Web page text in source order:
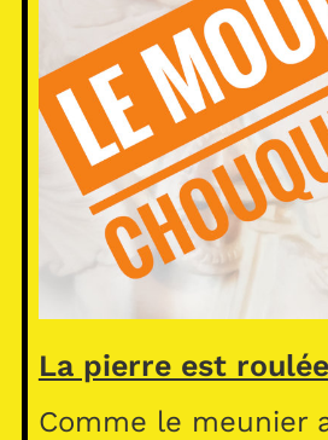
La pierre est roulée
Comme le meunier